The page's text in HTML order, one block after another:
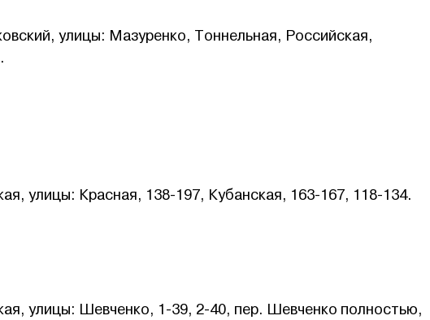
улицы: Мазуренко, Тоннельная, Российская,
до 17:00.
улицы: Красная, 138-197, Кубанская, 163-167, 118-134.
до 17:00.
улицы: Шевченко, 1-39, 2-40, пер. Шевченко полностью,